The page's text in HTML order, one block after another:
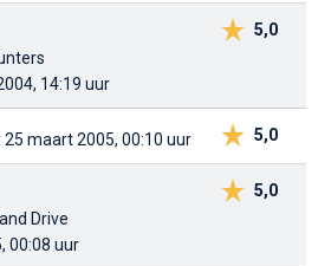
5,0
14:19 uur
5,0
maart 2005, 00:10 uur
5,0
Drive
00:08 uur